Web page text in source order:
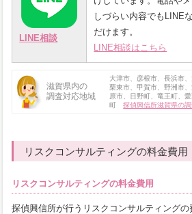
LINE相談
しづらい内容でもLINE
だけます。
LINE相談はこちら
滋賀県内の
調査対応地域
大津市、彦根市、長浜市
栗東市、甲賀市、野洲市
原市、日野町、竜王町、
町探偵興信所滋賀県の
リスクコンサルティングの料金費用
リスクコンサルティングの料金費用
探偵興信所が行うリスクコンサルティング